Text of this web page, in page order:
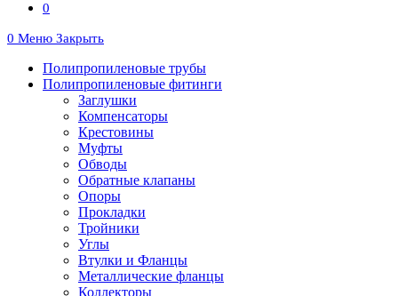
0
0 Меню Закрыть
Полипропиленовые трубы
Полипропиленовые фитинги
Заглушки
Компенсаторы
Крестовины
Муфты
Обводы
Обратные клапаны
Опоры
Прокладки
Тройники
Углы
Втулки и Фланцы
Металлические фланцы
Коллекторы